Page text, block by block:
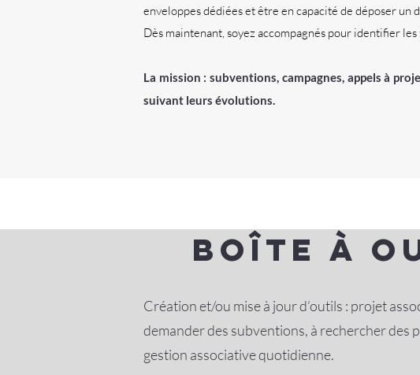
enveloppes dédiées et être en capacité de déposer un
Dès maintenant, soyez accompagnés pour identifier
La mission : subventions, campagnes, appels à
suivant leurs évolutions.
boîte à
Création et/ou mise à jour d’outils : projet
demander des subventions, à rechercher des
gestion associative quotidienne.​